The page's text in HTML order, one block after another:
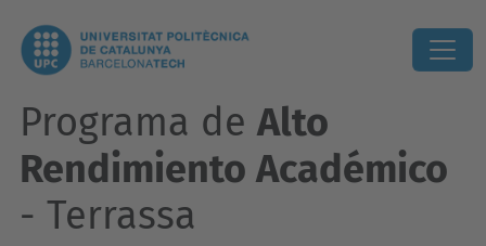
Programa de Alto
Rendimiento Académico
- Terrassa